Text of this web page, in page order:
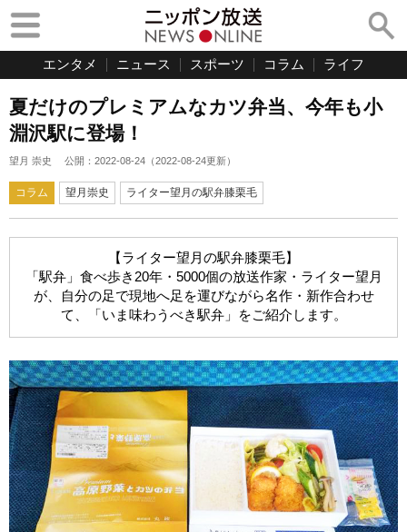
エンタメ ニュース スポーツ コラム ライフ
夏だけのプレミアムなカツ弁当、今年も小
淵沢駅に登場！
望月 崇史 公開： 2022-08-24 （2022-08-24更新）
コラム 望月崇史 ライター望月の駅弁膝栗毛
【ライター望月の駅弁膝栗毛】
「駅弁」食べ歩き20年・5000個の放送作家・ライター望月
が、自分の足で現地へ足を運びながら名作・新作合わせ
て、「いま味わうべき駅弁」をご紹介します。